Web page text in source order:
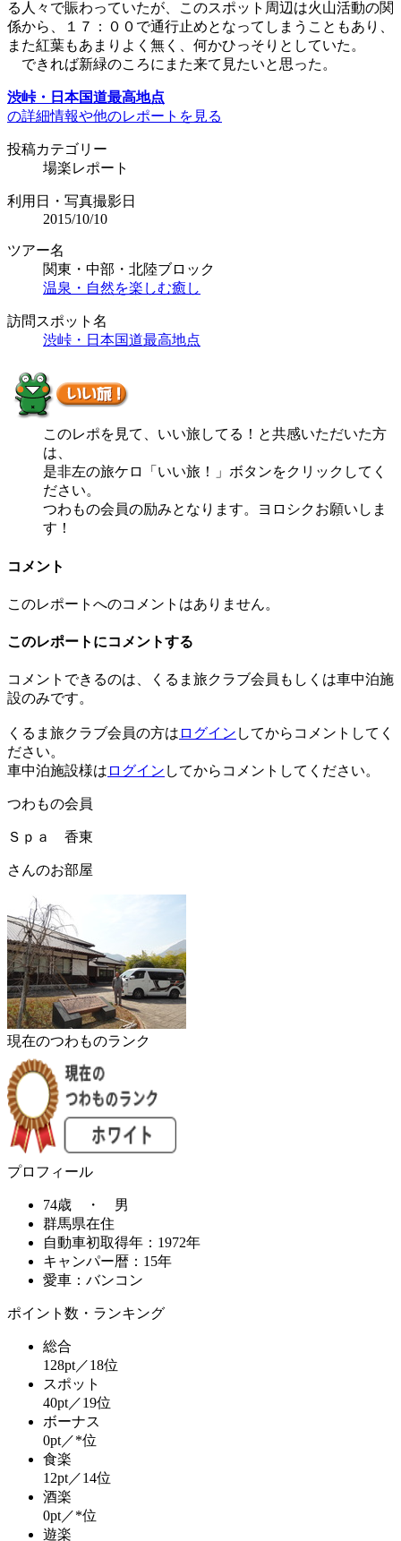
る人々で賑わっていたが、このスポット周辺は火山活動の関
係から、１７：００で通行止めとなってしまうこともあり、
また紅葉もあまりよく無く、何かひっそりとしていた。
できれば新緑のころにまた来て見たいと思った。
渋峠・日本国道最高地点
の詳細情報や他のレポートを見る
投稿カテゴリー
場楽レポート
利用日・写真撮影日
2015/10/10
ツアー名
関東・中部・北陸ブロック
温泉・自然を楽しむ癒し
訪問スポット名
渋峠・日本国道最高地点
このレポを見て、いい旅してる！と共感いただいた方
は、
是非左の旅ケロ「いい旅！」ボタンをクリックしてく
ださい。
つわもの会員の励みとなります。ヨロシクお願いしま
す！
コメント
このレポートへのコメントはありません。
このレポートにコメントする
コメントできるのは、くるま旅クラブ会員もしくは車中泊施
設のみです。
くるま旅クラブ会員の方は ログイン してからコメントしてく
ださい。
車中泊施設様は ログイン してからコメントしてください。
つわもの会員
Ｓｐａ 香東
さんのお部屋
現在のつわものランク
プロフィール
74歳 ・ 男
群馬県在住
自動車初取得年：1972年
キャンパー暦：15年
愛車：バンコン
ポイント数・ランキング
総合
128pt／18位
スポット
40pt／19位
ボーナス
0pt／*位
食楽
12pt／14位
酒楽
0pt／*位
遊楽